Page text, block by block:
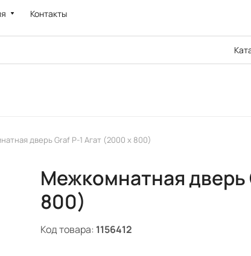
Контакты
дверь Graf P-1 Агат (2000 х 800)
Межкомнатная дверь
800)
Код товара: 1156412